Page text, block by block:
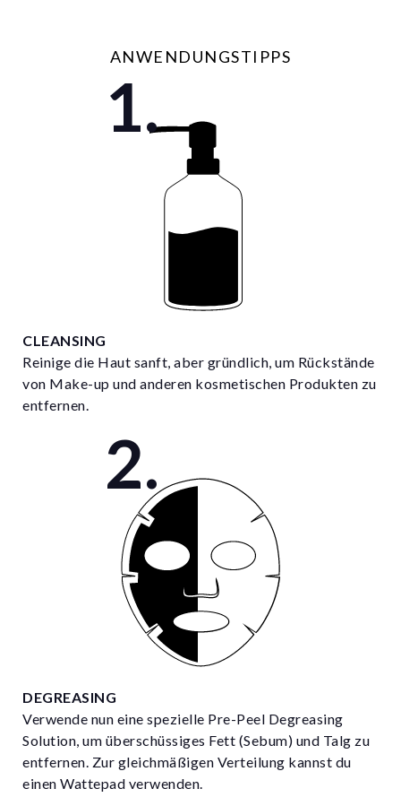
ANWENDUNGSTIPPS
CLEANSING
Reinige die Haut sanft, aber gründlich, um Rückstände
von Make-up und anderen kosmetischen Produkten zu
entfernen.
DEGREASING
Verwende nun eine spezielle Pre-Peel Degreasing
Solution, um überschüssiges Fett (Sebum) und Talg zu
entfernen. Zur gleichmäßigen Verteilung kannst du
einen Wattepad verwenden.